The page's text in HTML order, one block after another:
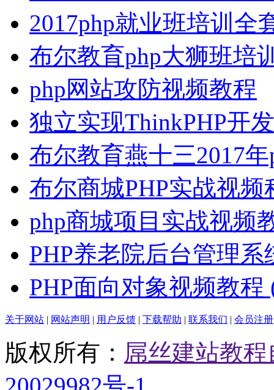
2017php就业班培训全
布尔教育php大狮班培
php网站攻防视频教程
独立实现ThinkPHP开
布尔教育燕十三2017年
布尔商城PHP实战视频
php商城项目实战视频
PHP养老院后台管理系
PHP面向对象视频教程
关于网站 | 网站声明 | 用户反馈 | 下载帮助 | 联系我们 | 会员注册
版权所有： 屌丝建站教